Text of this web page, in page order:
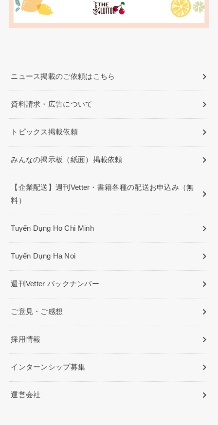
ニュース掲載のご依頼はこちら
資料請求・広告について
トピックス掲載依頼
みんなの掲示板（紙面）掲載依頼
【企業配送】週刊Vetter・書籍各種の配送お申込み（無
料）
Tuyển Dụng Ho Chi Minh
Tuyển Dụng Ha Noi
週刊Vetter バックナンバー
ご意見・ご感想
採用情報
インターンシップ募集
運営会社